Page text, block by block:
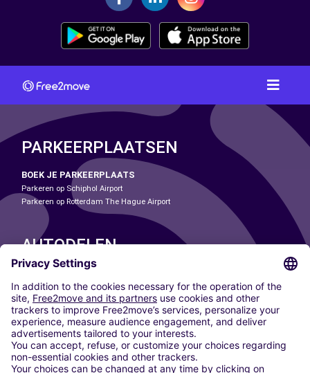
PARKEERPLAATSEN
BOEK JE PARKEERPLAATS
Parkeren op Schiphol Airport
Parkeren op Rotterdam The Hague Airport
AUTODELEN
ONZE STEDEN
Paris
Madrid
Washington DC
Milaan
Rome
Turijn
Wenen